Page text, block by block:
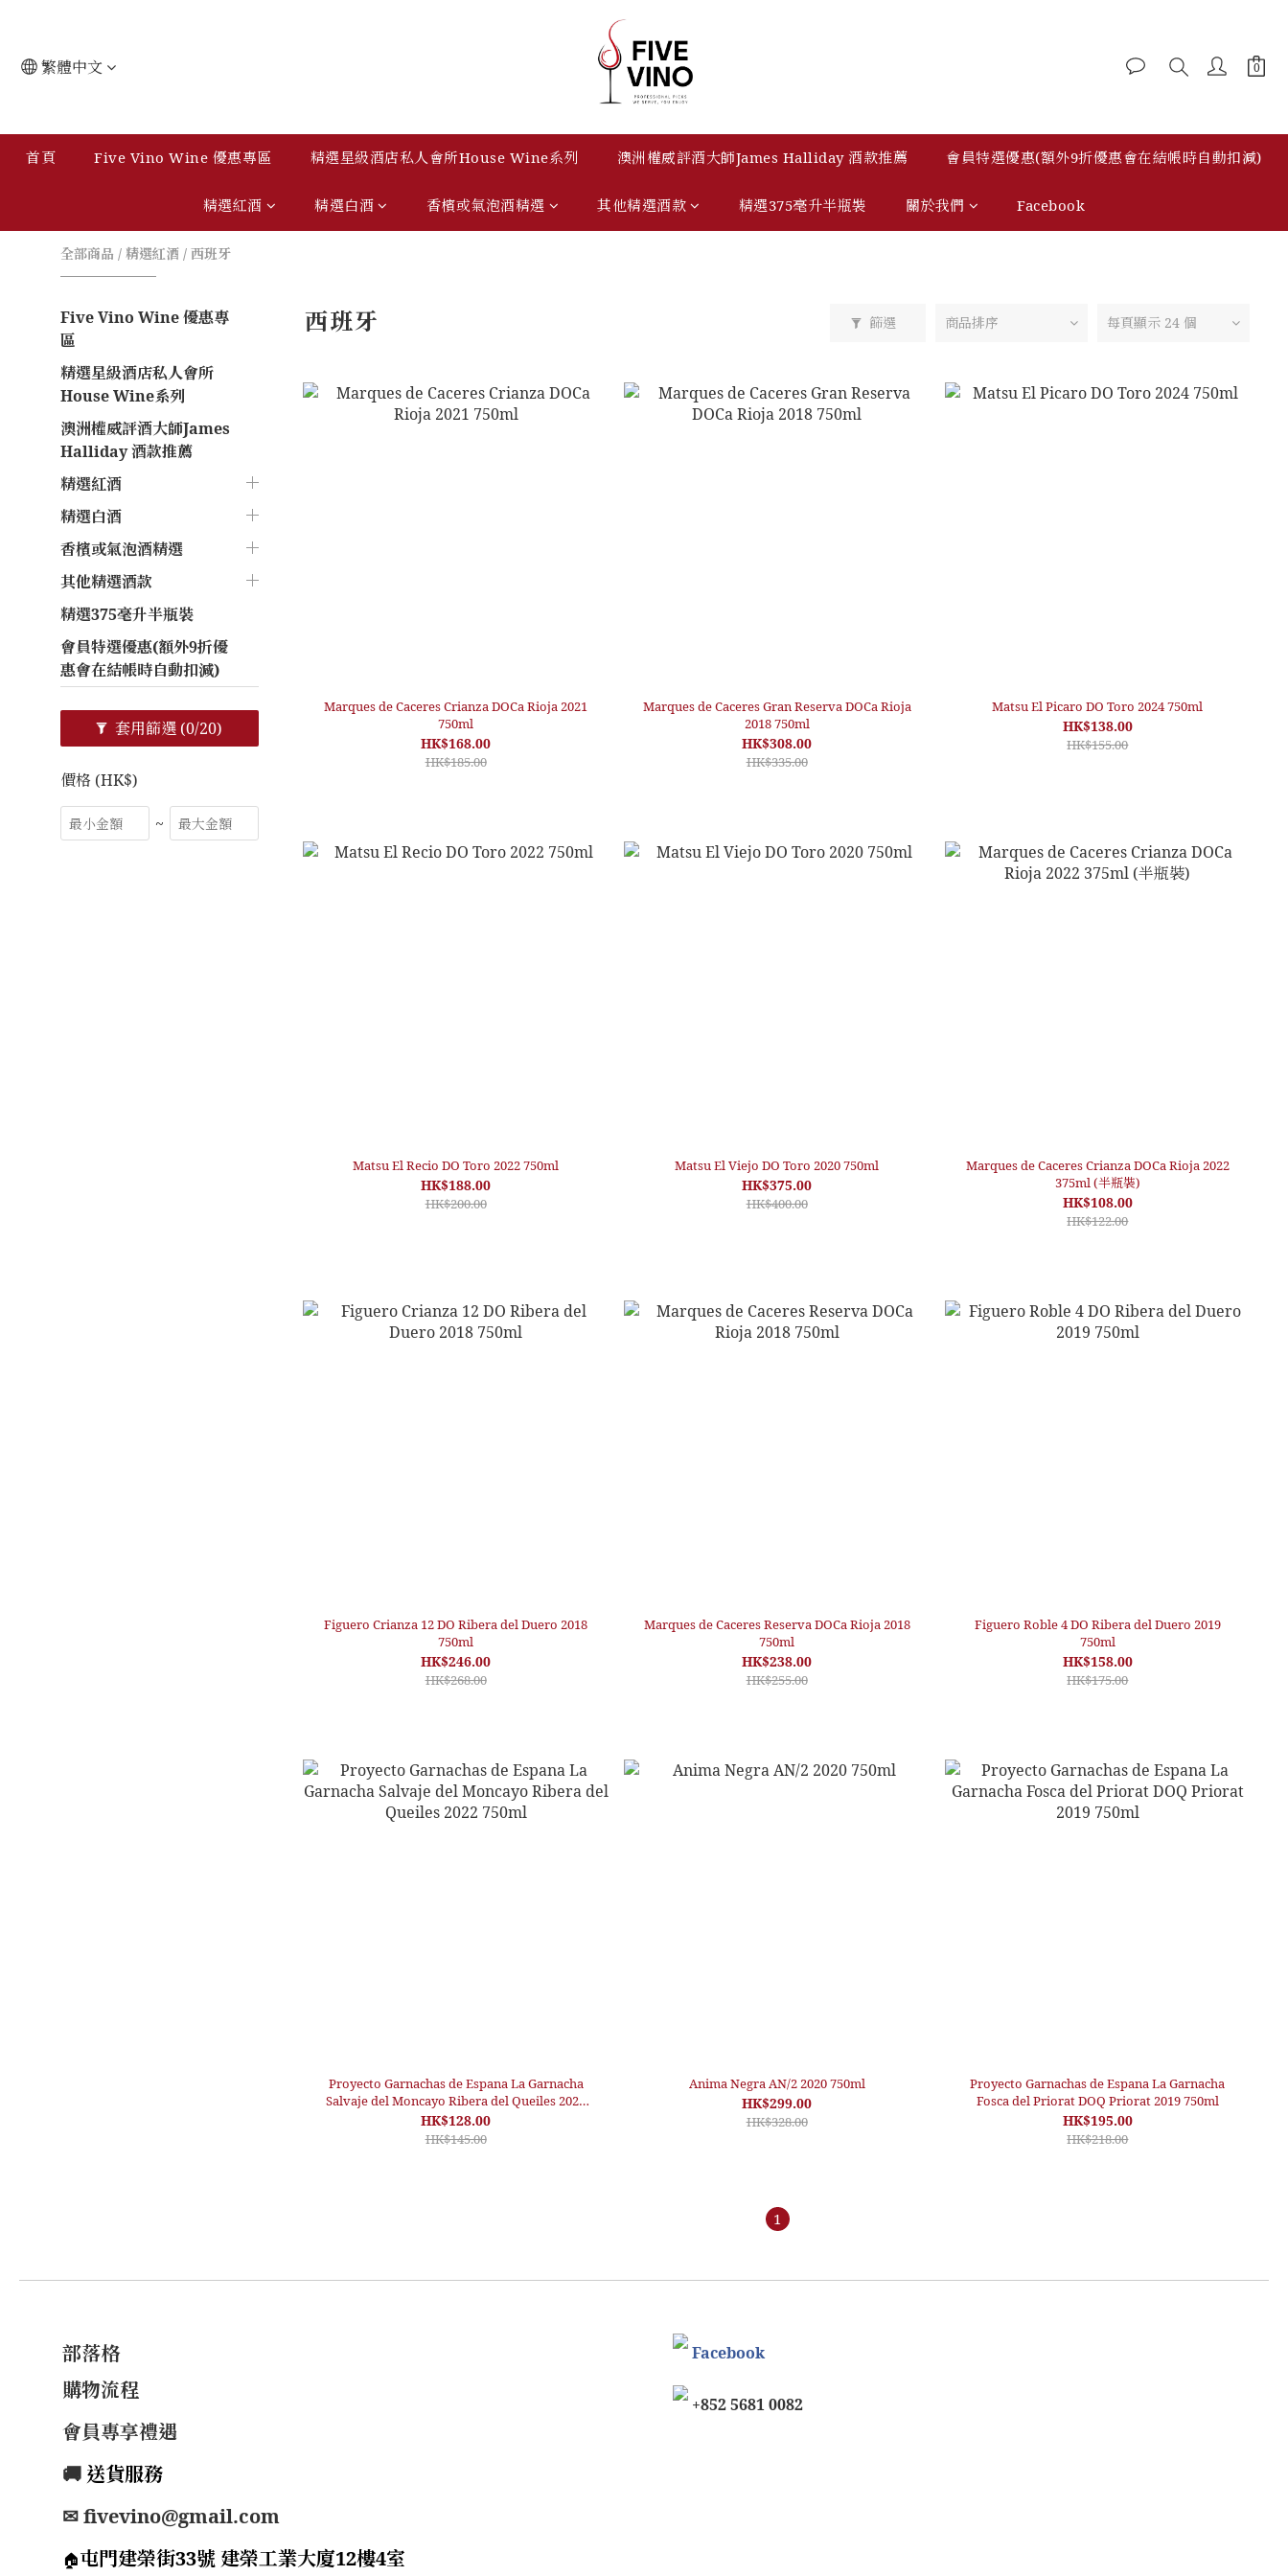
繁體中文
首頁 Five Vino Wine 優惠專區 精選星級酒店私人會所House Wine系列 澳洲權威評酒大師James Halliday 酒款推薦 會員特選優惠(額外9折優惠會在結帳時自動扣減)
精選紅酒 精選白酒 香檳或氣泡酒精選 其他精選酒款 精選375毫升半瓶裝 關於我們 Facebook
全部商品 / 精選紅酒 / 西班牙
Five Vino Wine 優惠專
區
精選星級酒店私人會所
House Wine系列
澳洲權威評酒大師James
Halliday 酒款推薦
精選紅酒
精選白酒
香檳或氣泡酒精選
其他精選酒款
精選375毫升半瓶裝
會員特選優惠(額外9折優
惠會在結帳時自動扣減)
套用篩選 (0/20)
價格 (HK$)
~
西班牙 篩選 商品排序 每頁顯示 24 個
Marques de Caceres Crianza DOCa Rioja 2021
750ml
HK$168.00
HK$185.00
Marques de Caceres Gran Reserva DOCa Rioja
2018 750ml
HK$308.00
HK$335.00
Matsu El Picaro DO Toro 2024 750ml
HK$138.00
HK$155.00
Matsu El Recio DO Toro 2022 750ml
HK$188.00
HK$200.00
Matsu El Viejo DO Toro 2020 750ml
HK$375.00
HK$400.00
Marques de Caceres Crianza DOCa Rioja 2022
375ml (半瓶裝)
HK$108.00
HK$122.00
Figuero Crianza 12 DO Ribera del Duero 2018
750ml
HK$246.00
HK$268.00
Marques de Caceres Reserva DOCa Rioja 2018
750ml
HK$238.00
HK$255.00
Figuero Roble 4 DO Ribera del Duero 2019
750ml
HK$158.00
HK$175.00
Proyecto Garnachas de Espana La Garnacha
Salvaje del Moncayo Ribera del Queiles 2022
750ml
HK$128.00
HK$145.00
Anima Negra AN/2 2020 750ml
HK$299.00
HK$328.00
Proyecto Garnachas de Espana La Garnacha
Fosca del Priorat DOQ Priorat 2019 750ml
HK$195.00
HK$218.00
1
部落格
購物流程
會員專享禮遇
🚚 送貨服務
✉ fivevino@gmail.com
🏠屯門建榮街33號 建榮工業大廈12樓4室
Facebook
+852 5681 0082